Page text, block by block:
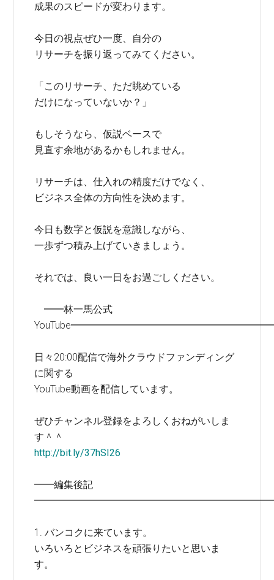
成果のスピードが変わります。
今日の視点ぜひ一度、自分の
リサーチを振り返ってみてください。
「このリサーチ、ただ眺めている
だけになっていないか？」
もしそうなら、仮説ベースで
見直す余地があるかもしれません。
リサーチは、仕入れの精度だけでなく、
ビジネス全体の方向性を決めます。
今日も数字と仮説を意識しながら、
一歩ずつ積み上げていきましょう。
それでは、良い一日をお過ごしください。
━━林一馬公式
日々20:00配信で海外クラウドファンディング
に関する
YouTube動画を配信しています。
ぜひチャンネル登録をよろしくおねがいしま
す＾＾
http://bit.ly/37hSI26
━━編集後記
1. バンコクに来ています。
いろいろとビジネスを頑張りたいと思いま
す。